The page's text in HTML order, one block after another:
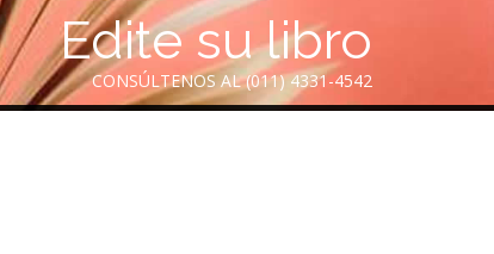
Edite su libro
CONSÚLTENOS AL (011) 4331-4542